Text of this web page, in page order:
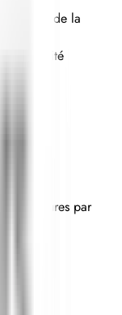
métiers de la
flexibilité
/ 43 heures par